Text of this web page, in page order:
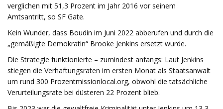
verglichen mit 51,3 Prozent im Jahr 2016 vor seinem
Amtsantritt, so SF Gate.
Kein Wunder, dass Boudin im Juni 2022 abberufen und durch die
„gemäßigte Demokratin“ Brooke Jenkins ersetzt wurde.
Die Strategie funktionierte – zumindest anfangs: Laut Jenkins
stiegen die Verhaftungsraten im ersten Monat als Staatsanwalt
um rund 300 Prozentmissionlocal.org, obwohl die tatsächliche
Verurteilungsrate bei düsteren 22 Prozent blieb.